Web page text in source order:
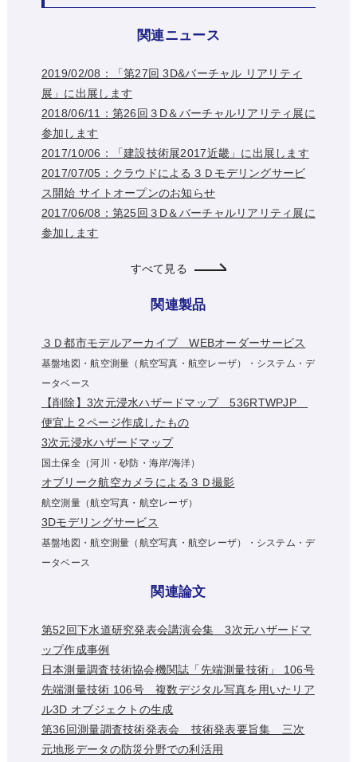
関連ニュース
2019/02/08：「第27回 3D&バーチャル リアリティ
展」に出展します
2018/06/11：第26回３D＆バーチャルリアリティ展に
参加します
2017/10/06：「建設技術展2017近畿」に出展します
2017/07/05：クラウドによる３Ｄモデリングサービ
ス開始 サイトオープンのお知らせ
2017/06/08：第25回３D＆バーチャルリアリティ展に
参加します
すべて見る
関連製品
３Ｄ都市モデルアーカイブ WEBオーダーサービス
基盤地図・航空測量（航空写真・航空レーザ）・システム・デ
ータベース
【削除】3次元浸水ハザードマップ 536RTWPJP
便宜上２ページ作成したもの
3次元浸水ハザードマップ
国土保全（河川・砂防・海岸/海洋）
オブリーク航空カメラによる３Ｄ撮影
航空測量（航空写真・航空レーザ）
3Dモデリングサービス
基盤地図・航空測量（航空写真・航空レーザ）・システム・デ
ータベース
関連論文
第52回下水道研究発表会講演会集 3次元ハザードマ
ップ作成事例
日本測量調査技術協会機関誌「先端測量技術」 106号
先端測量技術 106号 複数デジタル写真を用いたリア
ル3D オブジェクトの生成
第36回測量調査技術発表会 技術発表要旨集 三次
元地形データの防災分野での利活用